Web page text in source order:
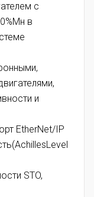
с
в
и
EtherNet/IP
STO,